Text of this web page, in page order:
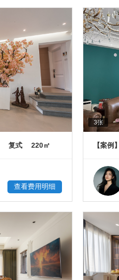
复式 220㎡
查看费用明细
3张
【案例】